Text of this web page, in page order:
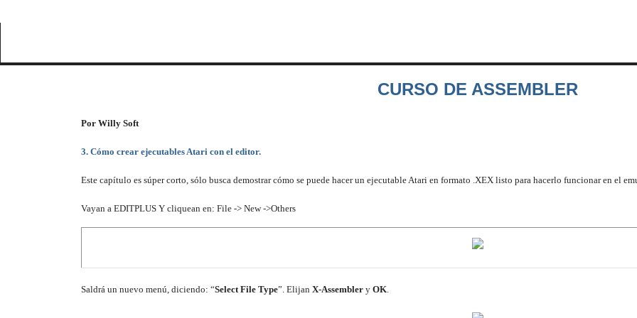
CURSO DE ASSEMBLER
Por Willy Soft
3. Cómo crear ejecutables Atari con el editor.
Este capítulo es súper corto, sólo busca demostrar cómo se puede hacer un ejecutable Atari en formato .XEX listo para hacerlo funcionar en el
Vayan a EDITPLUS Y cliquean en: File -> New ->Others
Saldrá un nuevo menú, diciendo: “Select File Type”. Elijan X-Assembler y OK.